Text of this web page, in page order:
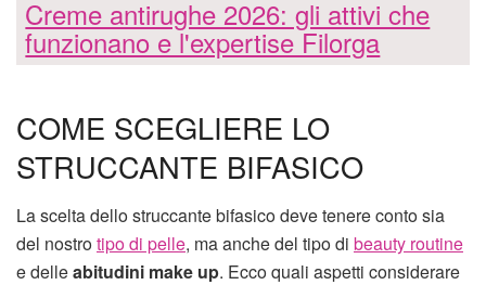
Creme antirughe 2026: gli attivi che
funzionano e l'expertise Filorga
COME SCEGLIERE LO
STRUCCANTE BIFASICO
La scelta dello struccante bifasico deve tenere conto sia
del nostrotipo di pelle, ma anche del tipo di beauty routine
e delleabitudini make up. Ecco quali aspetti considerare